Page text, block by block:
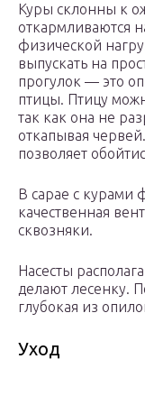
Куры склонны к
откармливаются
физической
выпускать на
прогулок — это
птицы. Птицу
так как она не
откапывая
позволяет
В сарае с курами
качественная
сквозняки.
Насесты
делают лесенку.
глубокая из
Уход